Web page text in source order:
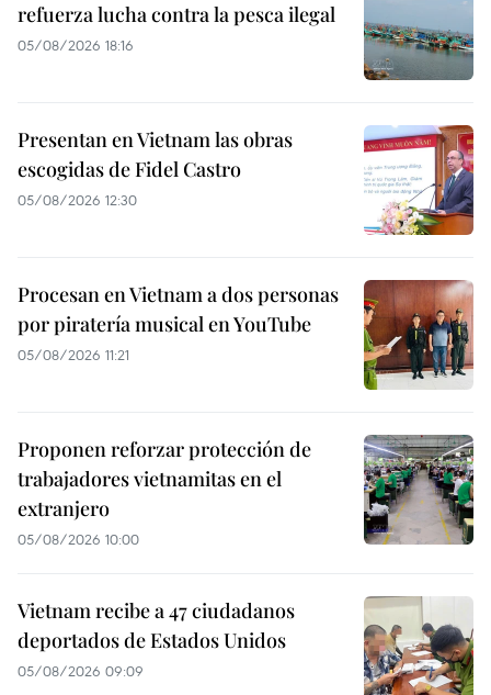
refuerza lucha contra la pesca ilegal
05/08/2026 18:16
Presentan en Vietnam las obras
escogidas de Fidel Castro
05/08/2026 12:30
Procesan en Vietnam a dos personas
por piratería musical en YouTube
05/08/2026 11:21
Proponen reforzar protección de
trabajadores vietnamitas en el
extranjero
05/08/2026 10:00
Vietnam recibe a 47 ciudadanos
deportados de Estados Unidos
05/08/2026 09:09